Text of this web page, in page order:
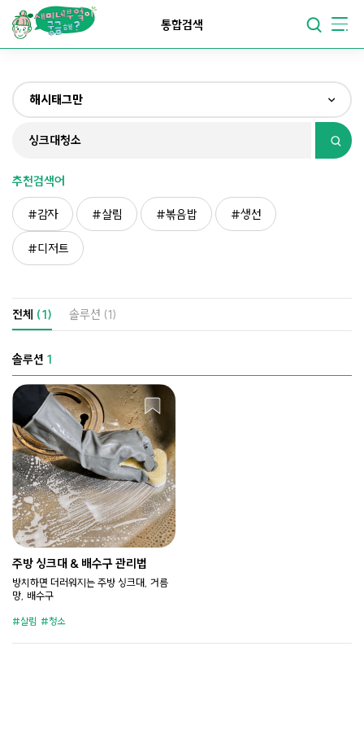
맛있어지는부엌
요리가쉬워지는부엌
통합검색
해시태그만
전체
재료만
해시태그만
추천검색어
감자 살림 볶음밥 생선
디저트
전체 (1) 솔루션 (1)
솔루션 1
주방 싱크대 & 배수구 관리법
방치하면 더러워지는 주방 싱크대, 거름
망, 배수구
살림 청소